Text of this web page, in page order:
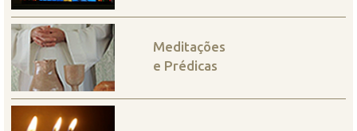
Meditações
e Prédicas